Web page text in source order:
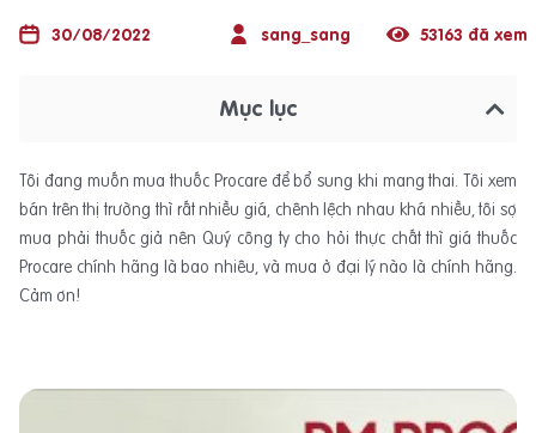
30/08/2022 sang_sang 53163 đã xem
Mục lục
Tôi đang muốn mua thuốc Procare để bổ sung khi mang thai. Tôi xem
bán trên thị trường thì rất nhiều giá, chênh lệch nhau khá nhiều, tôi sợ
mua phải thuốc giả nên Quý công ty cho hỏi thực chất thì giá thuốc
Procare chính hãng là bao nhiêu, và mua ở đại lý nào là chính hãng.
Cảm ơn!